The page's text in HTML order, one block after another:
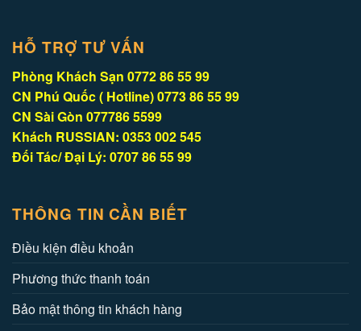
HỖ TRỢ TƯ VẤN
Phòng Khách Sạn 0772 86 55 99
CN Phú Quốc ( Hotline) 0773 86 55 99
CN Sài Gòn 077786 5599
Khách RUSSIAN: 0353 002 545
Đối Tác/ Đại Lý: 0707 86 55 99
THÔNG TIN CẦN BIẾT
Điều kiện điều khoản
Phương thức thanh toán
Bảo mật thông tin khách hàng